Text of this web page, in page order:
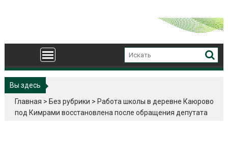
Вы здесь
Главная > Без рубрики > Работа школы в деревне Каюрово
под Кимрами восстановлена после обращения депутата